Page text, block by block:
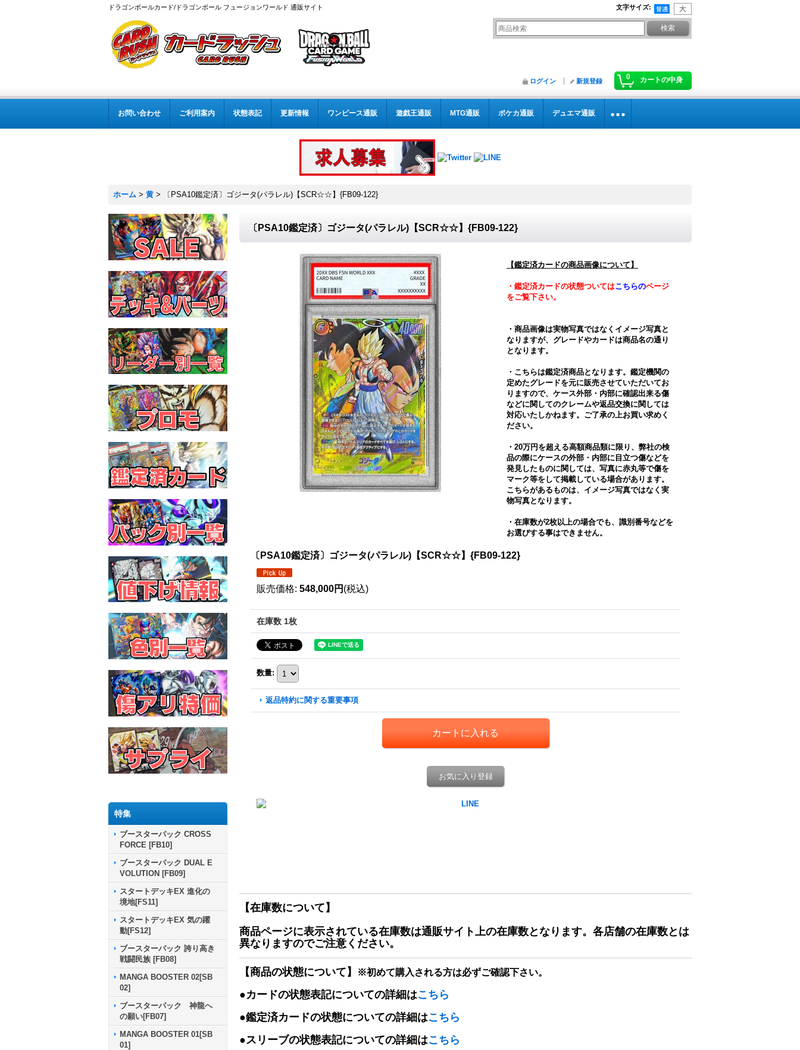
ドラゴンボールカード/ドラゴンボール フュージョンワールド 通販サイト 文字サイズ:
0 カートの中身
ログイン 新規登録
お問い合わせ ご利用案内 状態表記 更新情報 ワンピース通販 遊戯王通販 MTG通販 ポケカ通販 デュエマ通販
ホーム > 黄 > 〔PSA10鑑定済〕ゴジータ(パラレル)【SCR☆☆】{FB09-122}
特集
ブースターパック CROSS
FORCE [FB10]
ブースターパック DUAL E
VOLUTION [FB09]
スタートデッキEX 進化の
境地[FS11]
スタートデッキEX 気の躍
動[FS12]
ブースターパック 誇り高き
戦闘民族 [FB08]
MANGA BOOSTER 02[SB
02]
ブースターパック 神龍へ
の願い[FB07]
MANGA BOOSTER 01[SB
01]
〔PSA10鑑定済〕ゴジータ(パラレル)【SCR☆☆】{FB09-122}
【鑑定済カードの商品画像について】
・鑑定済カードの状態ついてはこちらのページ
をご覧下さい。
・商品画像は実物写真ではなくイメージ写真と
なりますが、グレードやカードは商品名の通り
となります。
・こちらは鑑定済商品となります。鑑定機関の
定めたグレードを元に販売させていただいてお
りますので、ケース外部・内部に確認出来る傷
などに関してのクレームや返品交換に関しては
対応いたしかねます。ご了承の上お買い求めく
ださい。
・20万円を超える高額商品類に限り、弊社の検
品の際にケースの外部・内部に目立つ傷などを
発見したものに関しては、写真に赤丸等で傷を
マーク等をして掲載している場合があります。
こちらがあるものは、イメージ写真ではなく実
物写真となります。
・在庫数が2枚以上の場合でも、識別番号などを
お選びする事はできません。
〔PSA10鑑定済〕ゴジータ(パラレル)【SCR☆☆】{FB09-122}
販売価格: 548,000円 (税込)
在庫数 1枚
数量:
返品特約に関する重要事項
お気に入り登録
【在庫数について】
商品ページに表示されている在庫数は通販サイト上の在庫数となります。各店舗の在庫数とは
異なりますのでご注意ください。
【商品の状態について】 ※初めて購入される方は必ずご確認下さい。
●カードの状態表記についての詳細はこちら
●鑑定済カードの状態についての詳細はこちら
●スリーブの状態表記についての詳細はこちら